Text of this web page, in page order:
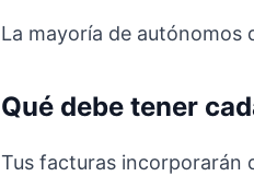
La mayoría de autónomos
Qué debe tener
Tus facturas incorporarán